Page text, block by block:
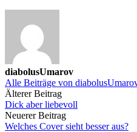
diabolusUmarov
Alle Beiträge von
Beitrags-
Navigation
Älterer Beitrag
Dick aber liebevoll
Neuerer Beitrag
Welches Cover sieht besser aus?